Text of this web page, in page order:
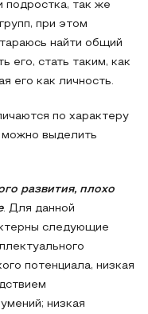
подростка, так же
при этом
найти общий
его, стать таким, как
его как личность.
по характеру
можно выделить
развития, плохо
. Для данной
следующие
потенциала, низкая
низкая